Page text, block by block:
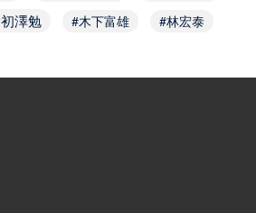
初澤勉 木下富雄 林宏泰